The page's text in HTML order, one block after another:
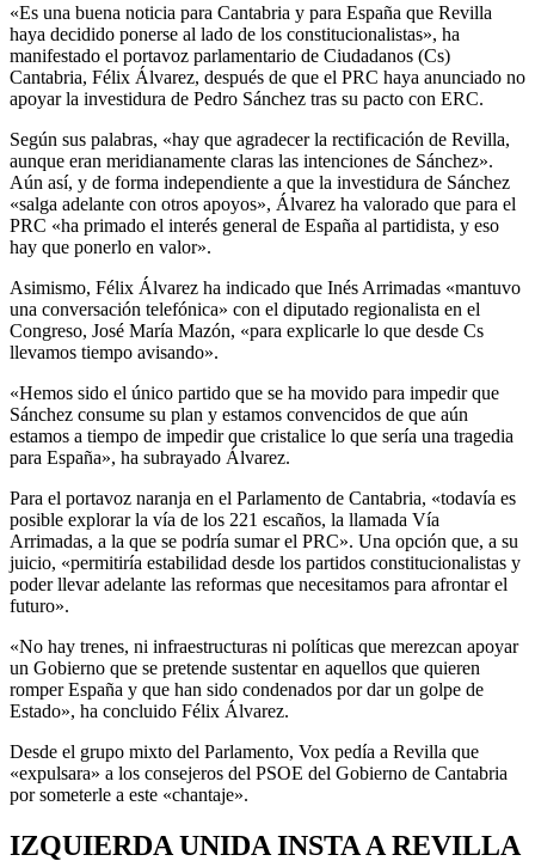
«Es una buena noticia para Cantabria y para España que Revilla
haya decidido ponerse al lado de los constitucionalistas», ha
manifestado el portavoz parlamentario de Ciudadanos (Cs)
Cantabria, Félix Álvarez, después de que el PRC haya anunciado no
apoyar la investidura de Pedro Sánchez tras su pacto con ERC.
Según sus palabras, «hay que agradecer la rectificación de Revilla,
aunque eran meridianamente claras las intenciones de Sánchez».
Aún así, y de forma independiente a que la investidura de Sánchez
«salga adelante con otros apoyos», Álvarez ha valorado que para el
PRC «ha primado el interés general de España al partidista, y eso
hay que ponerlo en valor».
Asimismo, Félix Álvarez ha indicado que Inés Arrimadas «mantuvo
una conversación telefónica» con el diputado regionalista en el
Congreso, José María Mazón, «para explicarle lo que desde Cs
llevamos tiempo avisando».
«Hemos sido el único partido que se ha movido para impedir que
Sánchez consume su plan y estamos convencidos de que aún
estamos a tiempo de impedir que cristalice lo que sería una tragedia
para España», ha subrayado Álvarez.
Para el portavoz naranja en el Parlamento de Cantabria, «todavía es
posible explorar la vía de los 221 escaños, la llamada Vía
Arrimadas, a la que se podría sumar el PRC». Una opción que, a su
juicio, «permitiría estabilidad desde los partidos constitucionalistas y
poder llevar adelante las reformas que necesitamos para afrontar el
futuro».
«No hay trenes, ni infraestructuras ni políticas que merezcan apoyar
un Gobierno que se pretende sustentar en aquellos que quieren
romper España y que han sido condenados por dar un golpe de
Estado», ha concluido Félix Álvarez.
Desde el grupo mixto del Parlamento, Vox pedía a Revilla que
«expulsara» a los consejeros del PSOE del Gobierno de Cantabria
por someterle a este «chantaje».
IZQUIERDA UNIDA INSTA A REVILLA